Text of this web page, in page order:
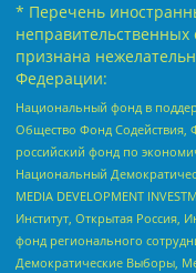
* Перечень
неправительственных
признана
Федерации:
Национальный фонд в
Общество Фонд Содействия,
российский фонд по
Национальный
MEDIA DEVELOPMENT
Институт, Открытая Россия,
фонд регионального
Демократические Выборы,